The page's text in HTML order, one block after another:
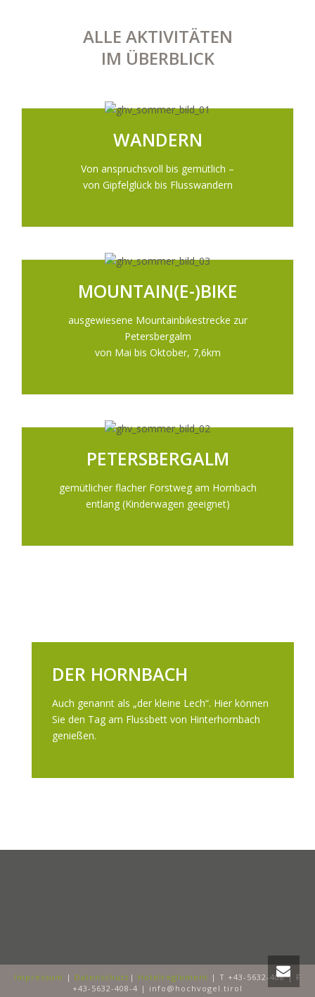
ALLE AKTIVITÄTEN
IM ÜBERBLICK
WANDERN
Von anspruchsvoll bis gemütlich –
von Gipfelglück bis Flusswandern
MOUNTAIN(E-)BIKE
ausgewiesene Mountainbikestrecke zur
Petersbergalm
von Mai bis Oktober, 7,6km
PETERSBERGALM
gemütlicher flacher Forstweg am Hornbach
entlang (Kinderwagen geeignet)
DER HORNBACH
Auch genannt als „der kleine Lech“. Hier können
Sie den Tag am Flussbett von Hinterhornbach
genießen.
Impressum | Datenschutz | Hotelreglement | T +43-5632-408 | F
+43-5632-408-4 | info@hochvogel.tirol